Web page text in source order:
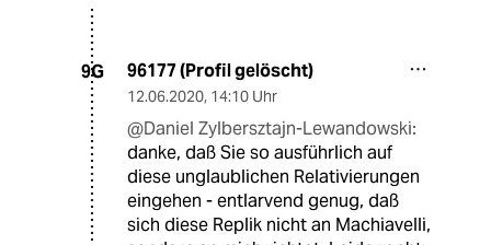
9G 96177 (Profil gelöscht)
12.06.2020, 14:10 Uhr
@Daniel Zylbersztajn-Lewandowski:
danke, daß Sie so ausführlich auf
diese unglaublichen Relativierungen
eingehen - entlarvend genug, daß
sich diese Replik nicht an Machiavelli,